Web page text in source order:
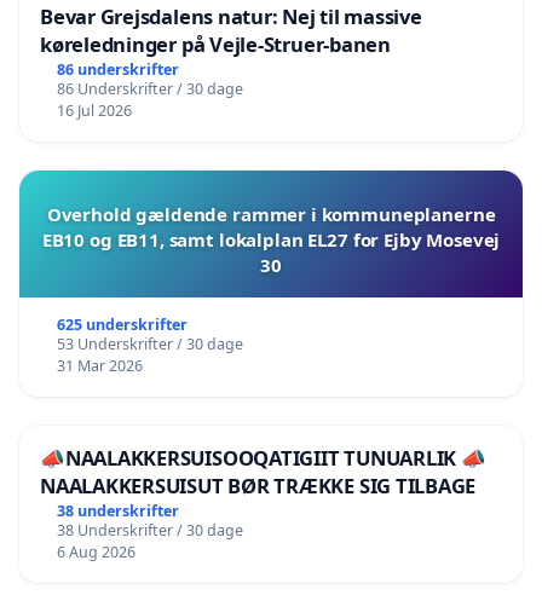
Bevar Grejsdalens natur: Nej til massive
køreledninger på Vejle-Struer-banen
86 underskrifter
86 Underskrifter / 30 dage
16 Jul 2026
Overhold gældende rammer i kommuneplanerne
EB10 og EB11, samt lokalplan EL27 for Ejby Mosevej
30
625 underskrifter
53 Underskrifter / 30 dage
31 Mar 2026
📣NAALAKKERSUISOOQATIGIIT TUNUARLIK 📣
NAALAKKERSUISUT BØR TRÆKKE SIG TILBAGE
38 underskrifter
38 Underskrifter / 30 dage
6 Aug 2026